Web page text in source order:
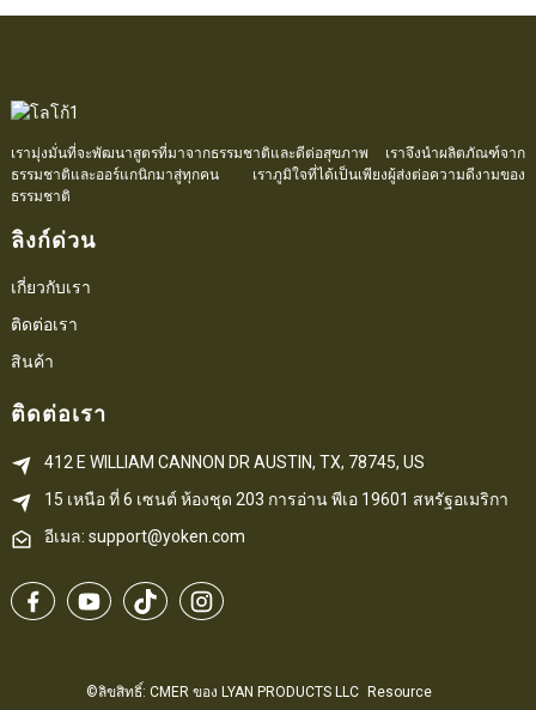
เรามุ่งมั่นที่จะพัฒนาสูตรที่มาจากธรรมชาติและดีต่อสุขภาพ เราจึงนำผลิตภัณฑ์จาก
ธรรมชาติและออร์แกนิกมาสู่ทุกคน เราภูมิใจที่ได้เป็นเพียงผู้ส่งต่อความดีงามของ
ธรรมชาติ
ลิงก์ด่วน
เกี่ยวกับเรา
ติดต่อเรา
สินค้า
ติดต่อเรา
412 E WILLIAM CANNON DR AUSTIN, TX, 78745, US
15 เหนือ ที่ 6 เซนต์ ห้องชุด 203 การอ่าน พีเอ 19601 สหรัฐอเมริกา
อีเมล: support@yoken.com
©ลิขสิทธิ์: CMER ของ LYAN PRODUCTS LLC Resource